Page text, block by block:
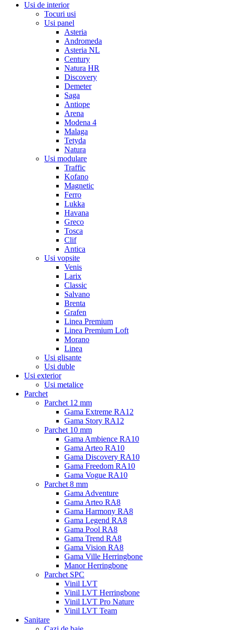
Usi de interior
Tocuri usi
Usi panel
Asteria
Andromeda
Asteria NL
Century
Natura HR
Discovery
Demeter
Saga
Antiope
Arena
Modena 4
Malaga
Tetyda
Natura
Usi modulare
Traffic
Kofano
Magnetic
Ferro
Lukka
Havana
Greco
Tosca
Clif
Antica
Usi vopsite
Venis
Larix
Classic
Salvano
Brenta
Grafen
Linea Premium
Linea Premium Loft
Morano
Linea
Usi glisante
Usi duble
Usi exterior
Usi metalice
Parchet
Parchet 12 mm
Gama Extreme RA12
Gama Story RA12
Parchet 10 mm
Gama Ambience RA10
Gama Arteo RA10
Gama Discovery RA10
Gama Freedom RA10
Gama Vogue RA10
Parchet 8 mm
Gama Adventure
Gama Arteo RA8
Gama Harmony RA8
Gama Legend RA8
Gama Pool RA8
Gama Trend RA8
Gama Vision RA8
Gama Ville Herringbone
Manor Herringbone
Parchet SPC
Vinil LVT
Vinil LVT Herringbone
Vinil LVT Pro Nature
Vinil LVT Team
Sanitare